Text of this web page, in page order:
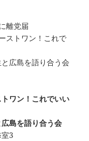
離党届
ストワン！これで
広島を語り合う会
トワン！これでいい
広島を語り合う会
3